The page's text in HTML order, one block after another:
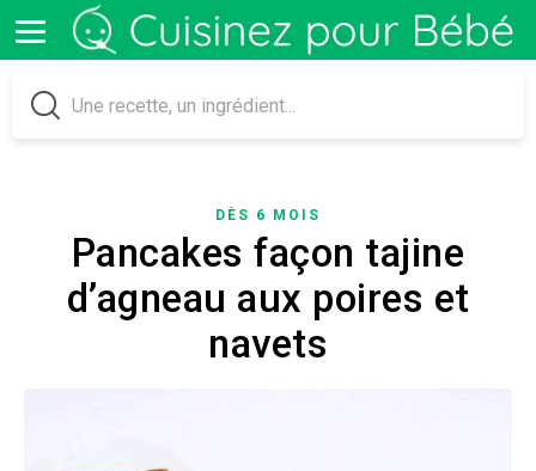
DÈS 6 MOIS
Pancakes façon tajine
d’agneau aux poires et
navets